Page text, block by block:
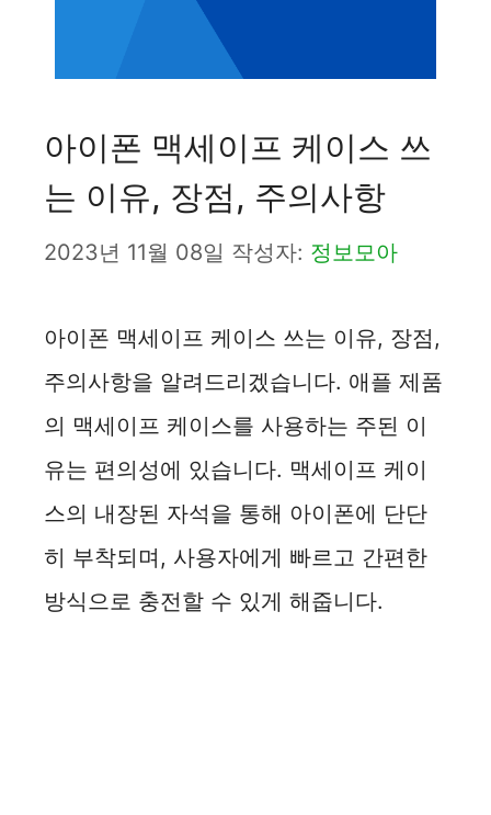
아이폰 맥세이프 케이스 쓰
는 이유, 장점, 주의사항
2023년 11월 08일 작성자: 정보모아
아이폰 맥세이프 케이스 쓰는 이유, 장점,
주의사항을 알려드리겠습니다. 애플 제품
의 맥세이프 케이스를 사용하는 주된 이
유는 편의성에 있습니다. 맥세이프 케이
스의 내장된 자석을 통해 아이폰에 단단
히 부착되며, 사용자에게 빠르고 간편한
방식으로 충전할 수 있게 해줍니다.